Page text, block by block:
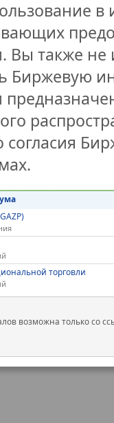
также не
Биржевую
согласия
торговли
возможна только со